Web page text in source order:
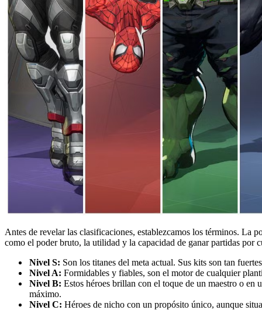
Antes de revelar las clasificaciones, establezcamos los términos. La
como el poder bruto, la utilidad y la capacidad de ganar partidas por
Nivel S: Son los titanes del meta actual. Sus kits son tan
Nivel A: Formidables y fiables, son el motor de cualquier
Nivel B: Estos héroes brillan con el toque de un maestro o en
máximo.
Nivel C: Héroes de nicho con un propósito único, aunque